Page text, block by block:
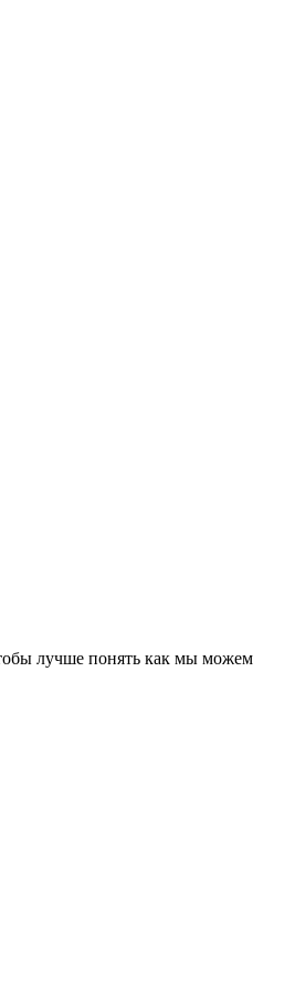
лучше понять как мы можем